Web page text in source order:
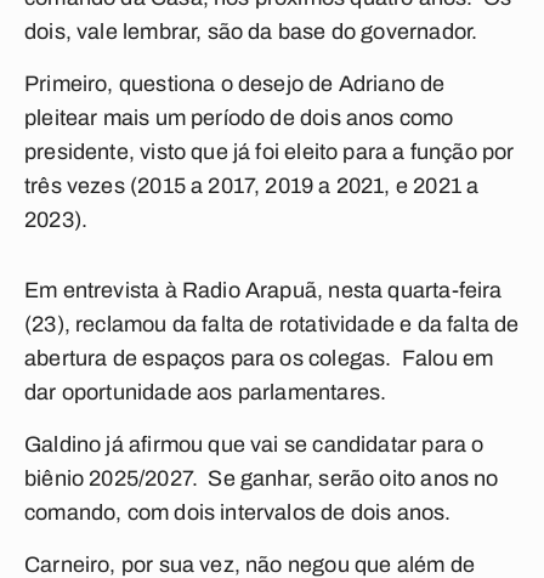
dois, vale lembrar, são da base do governador.
Primeiro, questiona o desejo de Adriano de
pleitear mais um período de dois anos como
presidente, visto que já foi eleito para a função por
três vezes (2015 a 2017, 2019 a 2021, e 2021 a
2023).
Em entrevista à Radio Arapuã, nesta quarta-feira
(23), reclamou da falta de rotatividade e da falta de
abertura de espaços para os colegas. Falou em
dar oportunidade aos parlamentares.
Galdino já afirmou que vai se candidatar para o
biênio 2025/2027. Se ganhar, serão oito anos no
comando, com dois intervalos de dois anos.
Carneiro, por sua vez, não negou que além de